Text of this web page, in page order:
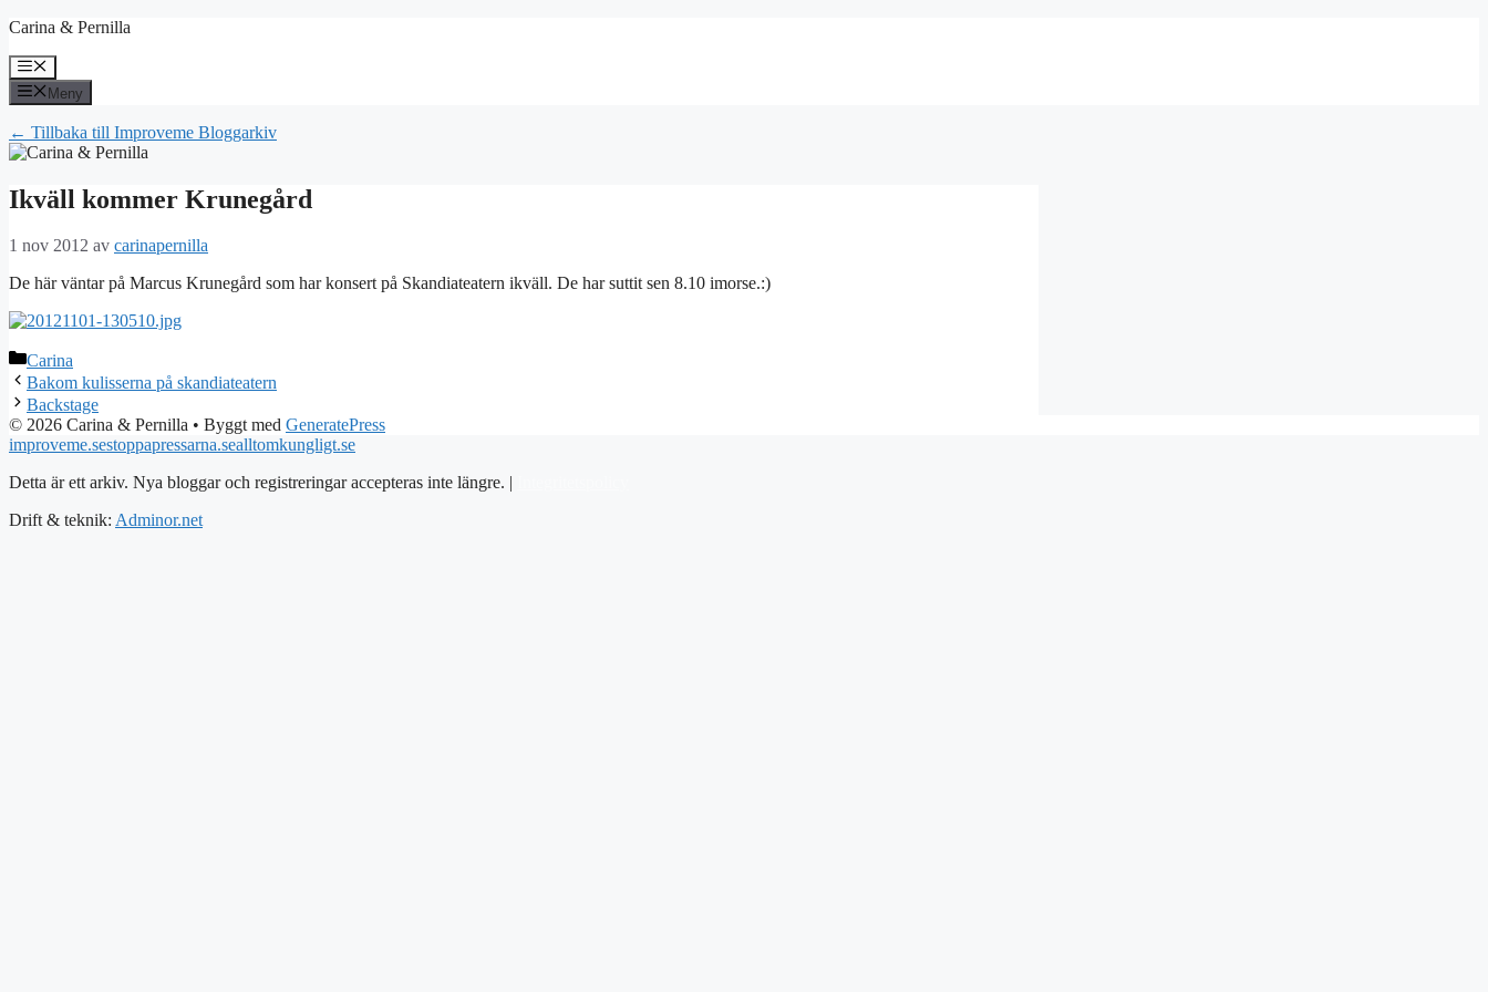
Hoppa
innehåll
Carina & Pernilla
Meny
Meny
← Tillbaka till Improveme Bloggarkiv
Ikväll kommer Krunegård
1 nov 2012 av carinapernilla
De här väntar på Marcus Krunegård som har konsert på Skandiateatern ikväll. De har suttit sen 8.10 imorse.:)
Kategorier
Carina
Bakom kulisserna på skandiateatern
Backstage
© 2026 Carina & Pernilla • Byggt med GeneratePress
improveme.sestoppapressarna.sealltomkungligt.se
Detta är ett arkiv. Nya bloggar och registreringar accepteras inte längre. |
Drift & teknik: Adminor.net